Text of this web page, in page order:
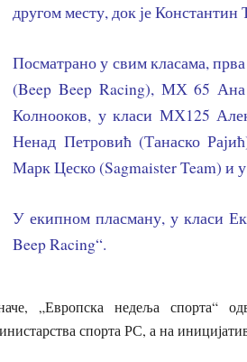
другом месту, док је
Посматрано у свим класама,
(Beep Beep Racing), МХ 65
Колнооков, у класи МХ125
Ненад Петровић (Танаско
Марк Цеско (Sagmaister Team) и
У екипном пласману, у класи
Beep Racing“.
„Европска недеља спорта“
спорта РС, а на